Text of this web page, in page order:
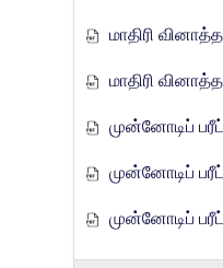
மாதிரி
மாதிரி வினாத்தாள்
முன்னோடிப் பரீட்சை -
முன்னோடிப் பரீட்சை -
முன்னோடிப் பரீட்சை -